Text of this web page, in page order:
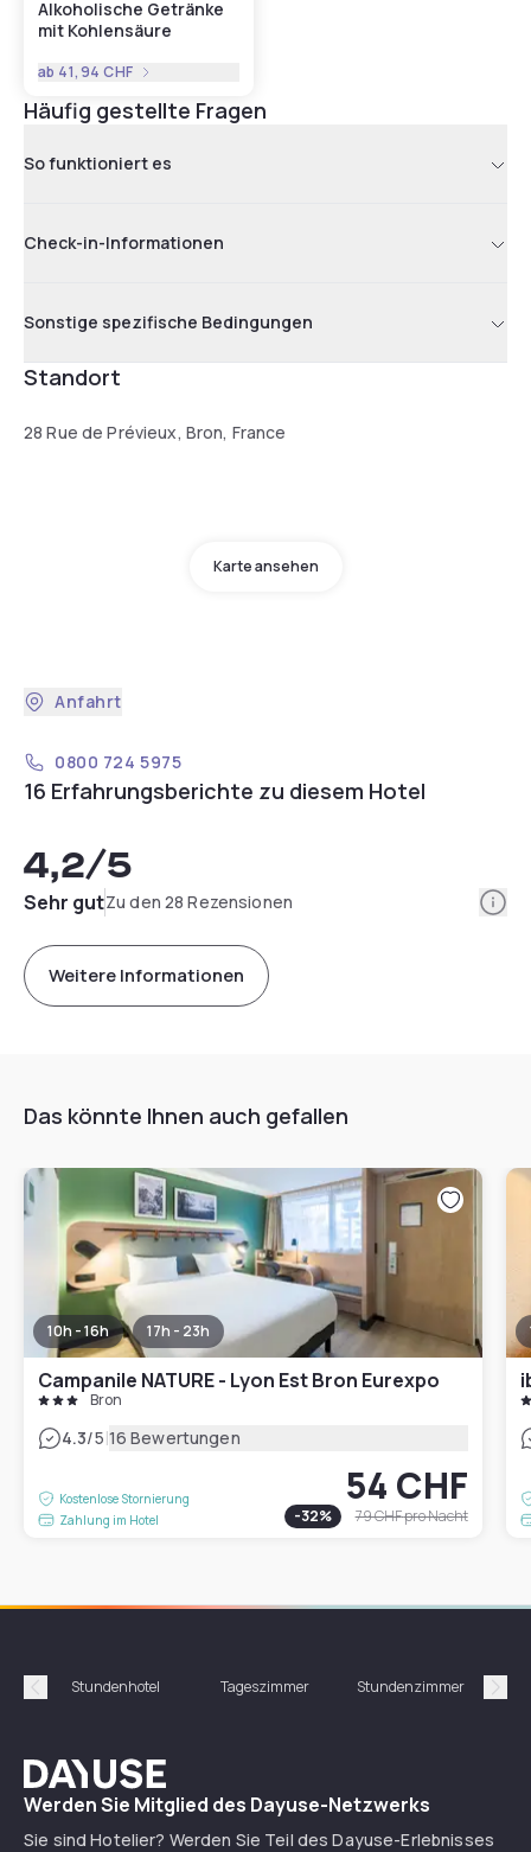
Alkoholische Getränke
mit Kohlensäure
ab 41,94 CHF
Häufig gestellte Fragen
So funktioniert es
Check-in-Informationen
Sonstige spezifische Bedingungen
Standort
28 Rue de Prévieux, Bron, France
Karte ansehen
Anfahrt
0800 724 5975
16 Erfahrungsberichte zu diesem Hotel
4,2/5
Sehr gutZu den 28 Rezensionen
Weitere Informationen
Das könnte Ihnen auch gefallen
10h - 16h 17h - 23h
Campanile NATURE - Lyon Est Bron Eurexpo
Bron
4.3/5|16 Bewertungen
Kostenlose Stornierung
Zahlung im Hotel
54 CHF
-32% 79 CHFpro Nacht
Précédent
Stundenhotel Tageszimmer Stundenzimmer
Dayuse
Werden Sie Mitglied des Dayuse-Netzwerks
Sie sind Hotelier? Werden Sie Teil des Dayuse-Erlebnisses